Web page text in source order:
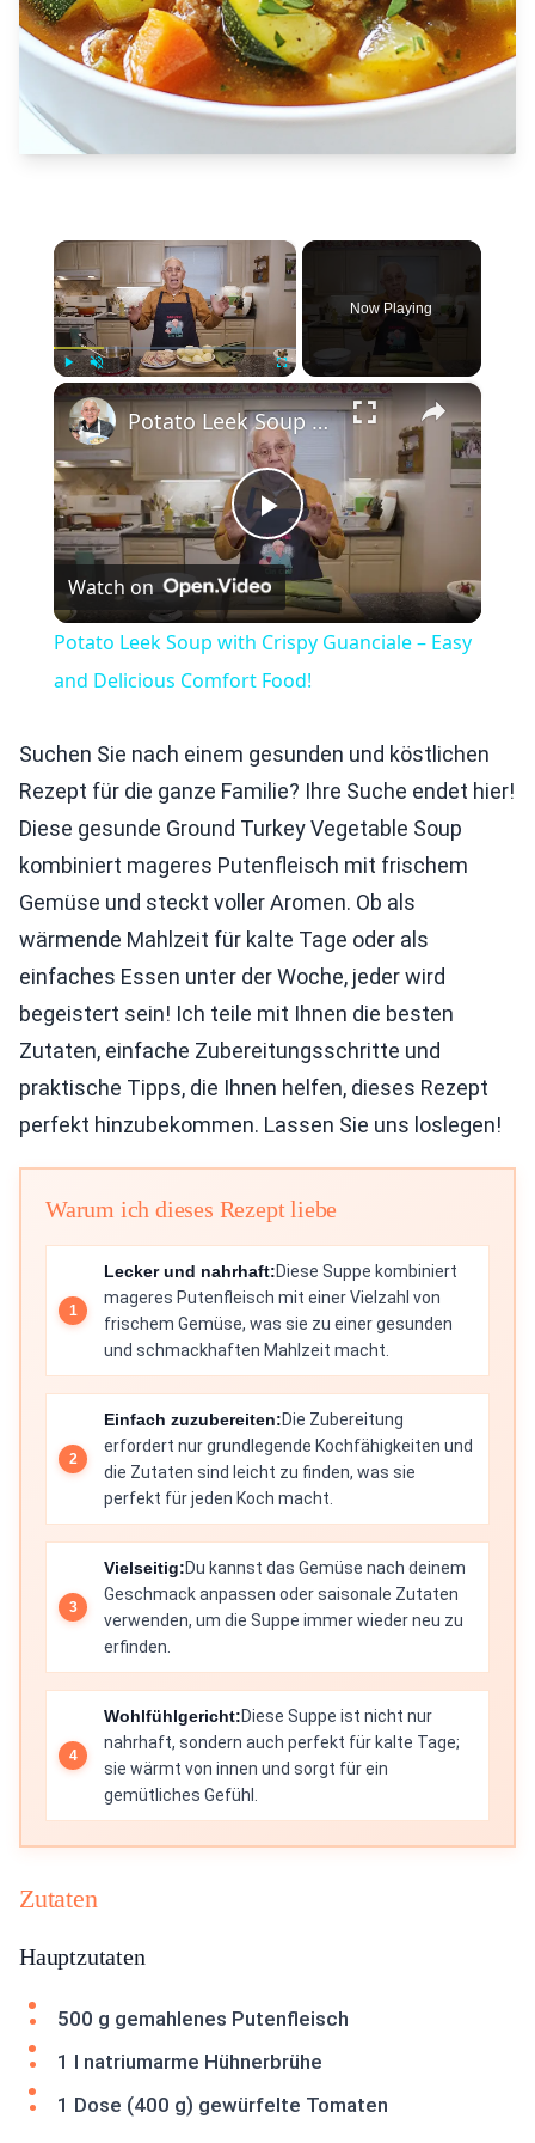
×
Unmute Fullscreen
Now Playing
×
Play
Video
Potato Leek Soup with Crispy Guanciale – Easy and Delicious Comfort Food!
Watch on
Potato Leek Soup with Crispy Guanciale – Easy
and Delicious Comfort Food!
Suchen Sie nach einem gesunden und köstlichen
Rezept für die ganze Familie? Ihre Suche endet hier!
Diese gesunde Ground Turkey Vegetable Soup
kombiniert mageres Putenfleisch mit frischem
Gemüse und steckt voller Aromen. Ob als
wärmende Mahlzeit für kalte Tage oder als
einfaches Essen unter der Woche, jeder wird
begeistert sein! Ich teile mit Ihnen die besten
Zutaten, einfache Zubereitungsschritte und
praktische Tipps, die Ihnen helfen, dieses Rezept
perfekt hinzubekommen. Lassen Sie uns loslegen!
Warum ich dieses Rezept liebe
Lecker und nahrhaft:Diese Suppe kombiniert
mageres Putenfleisch mit einer Vielzahl von
frischem Gemüse, was sie zu einer gesunden
und schmackhaften Mahlzeit macht.
Einfach zuzubereiten:Die Zubereitung
erfordert nur grundlegende Kochfähigkeiten und
die Zutaten sind leicht zu finden, was sie
perfekt für jeden Koch macht.
Vielseitig:Du kannst das Gemüse nach deinem
Geschmack anpassen oder saisonale Zutaten
verwenden, um die Suppe immer wieder neu zu
erfinden.
Wohlfühlgericht:Diese Suppe ist nicht nur
nahrhaft, sondern auch perfekt für kalte Tage;
sie wärmt von innen und sorgt für ein
gemütliches Gefühl.
Zutaten
Hauptzutaten
500 g gemahlenes Putenfleisch
1 l natriumarme Hühnerbrühe
1 Dose (400 g) gewürfelte Tomaten